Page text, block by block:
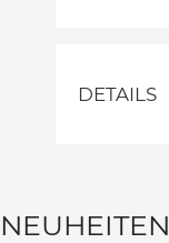
DETAILS
NEUHEITEN